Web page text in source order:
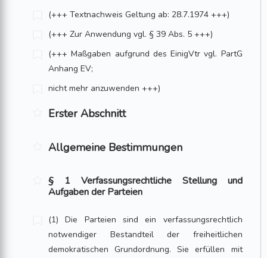
(+++ Textnachweis Geltung ab: 28.7.1974 +++)
(+++ Zur Anwendung vgl. § 39 Abs. 5 +++)
(+++ Maßgaben aufgrund des EinigVtr vgl. PartG
Anhang EV;
nicht mehr anzuwenden +++)
Erster Abschnitt
Allgemeine Bestimmungen
§ 1 Verfassungsrechtliche Stellung und
Aufgaben der Parteien
(1) Die Parteien sind ein verfassungsrechtlich
notwendiger Bestandteil der freiheitlichen
demokratischen Grundordnung. Sie erfüllen mit